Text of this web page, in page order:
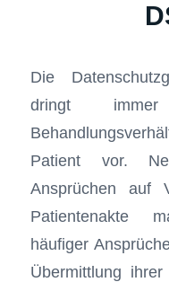
Die
dringt
Patient vor.
Ansprüchen auf
Patientenakte
häufiger
Übermittlung